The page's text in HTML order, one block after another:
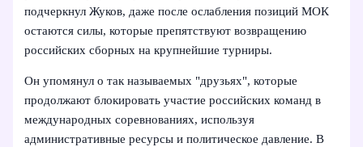
подчеркнул Жуков, даже после ослабления позиций МОК
остаются силы, которые препятствуют возвращению
российских сборных на крупнейшие турниры.
Он упомянул о так называемых "друзьях", которые
продолжают блокировать участие российских команд в
международных соревнованиях, используя
административные ресурсы и политическое давление. В